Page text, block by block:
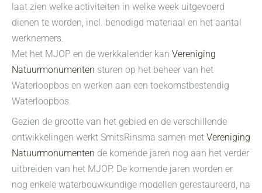
laat zien welke activiteiten in welke week uitgevoerd
dienen te worden, incl. benodigd materiaal en het aantal
werknemers.
Met het MJOP en de werkkalender kan Vereniging
Natuurmonumenten sturen op het beheer van het
Waterloopbos en werken aan een toekomstbestendig
Waterloopbos.
Gezien de grootte van het gebied en de verschillende
ontwikkelingen werkt SmitsRinsma samen met Vereniging
Natuurmonumenten de komende jaren nog aan het verder
uitbreiden van het MJOP. De komende jaren worden er
nog enkele waterbouwkundige modellen gerestaureerd, na